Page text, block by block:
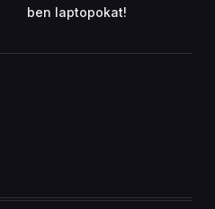
ben laptopokat!